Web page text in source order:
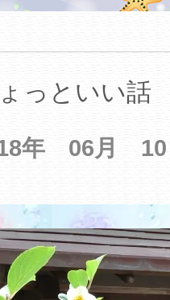
っといい話
年 06月